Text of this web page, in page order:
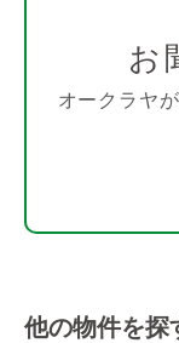
お
オークラヤ
他の物件を探